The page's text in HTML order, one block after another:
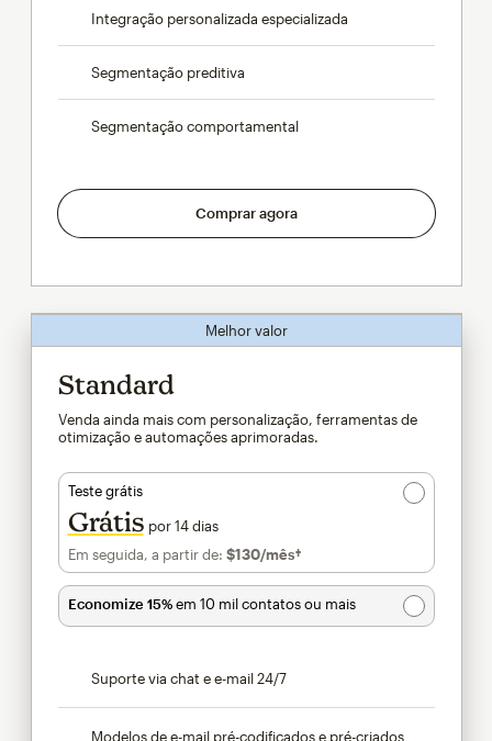
Integração personalizada especializada
Segmentação preditiva
Segmentação comportamental
Comprar agora
Melhor valor
Standard
Venda ainda mais com personalização, ferramentas de
otimização e automações aprimoradas.
Teste grátis
Grátis por 14 dias
Em seguida, a partir de: $130/mês†por mês†
Economize 15%em 10 mil contatos ou mais
Suporte via chat e e-mail 24/7
Modelos de e-mail pré-codificados e pré-criados